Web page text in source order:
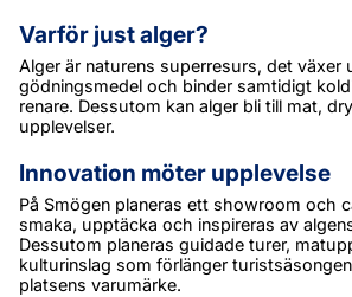
Varför just alger?
Alger är naturens superresurs, det växer
gödningsmedel och binder samtidigt
renare. Dessutom kan alger bli till mat,
upplevelser.
Innovation möter upplevelse
På Smögen planeras ett showroom och
smaka, upptäcka och inspireras av
Dessutom planeras guidade turer,
kulturinslag som förlänger
platsens varumärke.